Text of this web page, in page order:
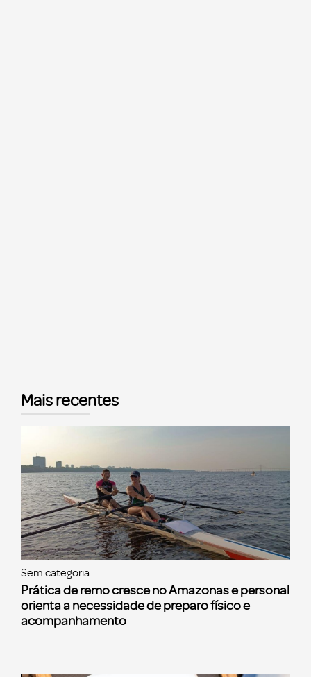
Mais recentes
Sem categoria
Prática de remo cresce no Amazonas e personal
orienta a necessidade de preparo físico e
acompanhamento